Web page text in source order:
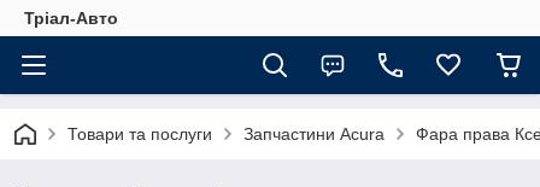
Тріал-Авто
Товари та послуги Запчастини Acura Фара права